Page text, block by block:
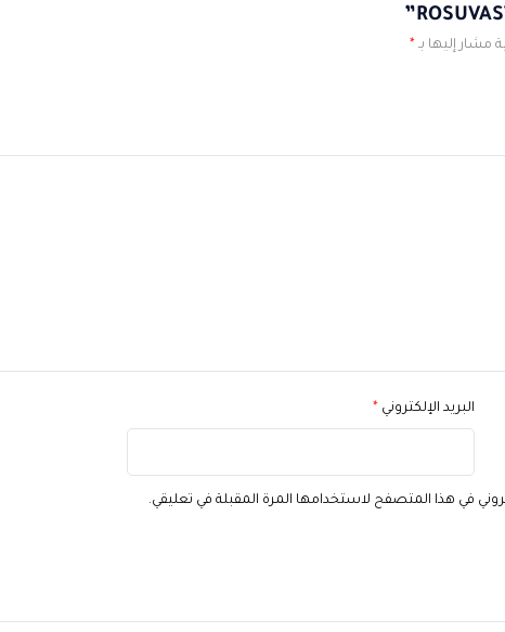
مشار إليها بـ *
البريد الإلكتروني *
في هذا المتصفح لاستخدامها المرة المقبلة في تعليقي.